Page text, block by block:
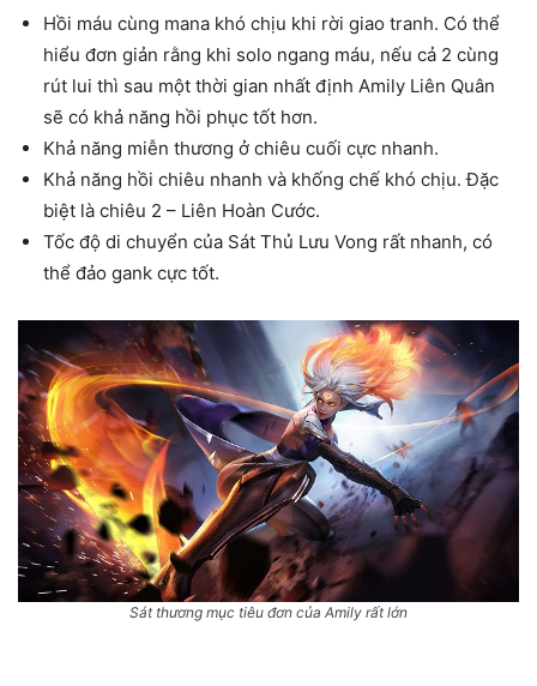
Hồi máu cùng mana khó chịu khi rời giao tranh. Có thể
hiểu đơn giản rằng khi solo ngang máu, nếu cả 2 cùng
rút lui thì sau một thời gian nhất định Amily Liên Quân
sẽ có khả năng hồi phục tốt hơn.
Khả năng miễn thương ở chiêu cuối cực nhanh.
Khả năng hồi chiêu nhanh và khống chế khó chịu. Đặc
biệt là chiêu 2 – Liên Hoàn Cước.
Tốc độ di chuyển của Sát Thủ Lưu Vong rất nhanh, có
thể đảo gank cực tốt.
Sát thương mục tiêu đơn của Amily rất lớn